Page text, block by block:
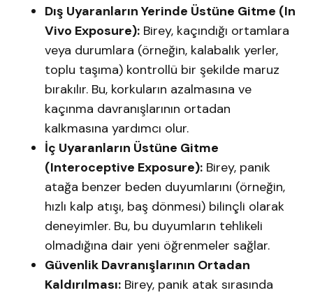
Dış Uyaranların Yerinde Üstüne Gitme (In
Vivo Exposure): Birey, kaçındığı ortamlara
veya durumlara (örneğin, kalabalık yerler,
toplu taşıma) kontrollü bir şekilde maruz
bırakılır. Bu, korkuların azalmasına ve
kaçınma davranışlarının ortadan
kalkmasına yardımcı olur.​
İç Uyaranların Üstüne Gitme
(Interoceptive Exposure): Birey, panik
atağa benzer beden duyumlarını (örneğin,
hızlı kalp atışı, baş dönmesi) bilinçli olarak
deneyimler. Bu, bu duyumların tehlikeli
olmadığına dair yeni öğrenmeler sağlar.​
Güvenlik Davranışlarının Ortadan
Kaldırılması: Birey, panik atak sırasında